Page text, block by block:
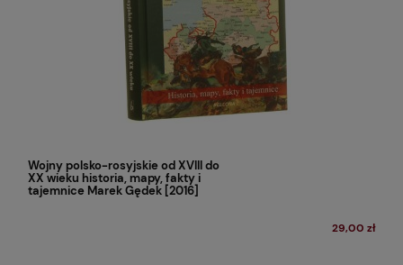
Wojny polsko-rosyjskie od XVIII do
XX wieku historia, mapy, fakty i
tajemnice Marek Gędek [2016]
29,00 zł